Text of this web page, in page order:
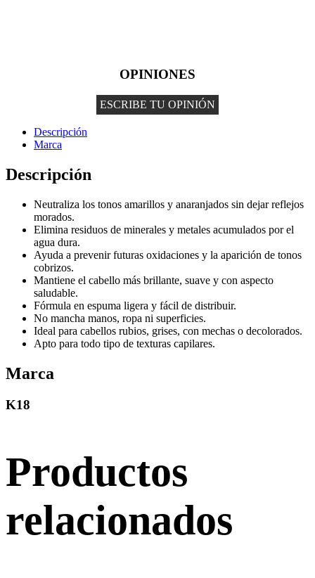
OPINIONES
ESCRIBE TU OPINIÓN
Descripción
Marca
Descripción
Neutraliza los tonos amarillos y anaranjados sin dejar reflejos
morados.
Elimina residuos de minerales y metales acumulados por el
agua dura.
Ayuda a prevenir futuras oxidaciones y la aparición de tonos
cobrizos.
Mantiene el cabello más brillante, suave y con aspecto
saludable.
Fórmula en espuma ligera y fácil de distribuir.
No mancha manos, ropa ni superficies.
Ideal para cabellos rubios, grises, con mechas o decolorados.
Apto para todo tipo de texturas capilares.
Marca
K18
Productos
relacionados